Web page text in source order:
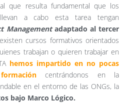
que resulta fundamental que los
a cabo esta tarea tengan
Management adaptado al tercer
cursos formativos orientados
trabajan o quieren trabajar en
hemos impartido en no pocas
centrándonos en la
en el entorno de las ONGs, la
bajo Marco Lógico.